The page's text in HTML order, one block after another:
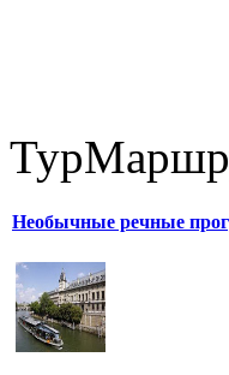
Необычные речные